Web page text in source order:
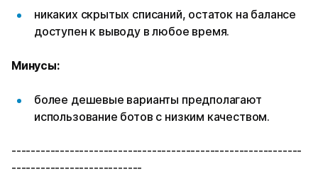
никаких скрытых списаний, остаток на балансе
доступен к выводу в любое время.
Минусы:
более дешевые варианты предполагают
использование ботов с низким качеством.
------------------------------------------------------------
---------------------------